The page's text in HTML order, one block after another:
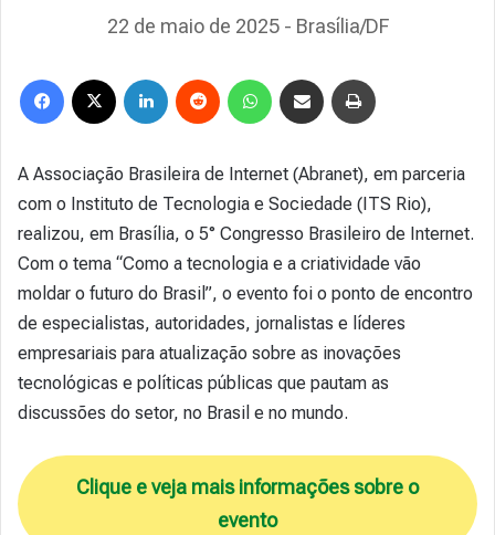
22 de maio de 2025 - Brasília/DF
Facebook Linkedin Reddit WhatsAppCompartilhar via e-mail
A Associação Brasileira de Internet (Abranet), em parceria
com o Instituto de Tecnologia e Sociedade (ITS Rio),
realizou, em Brasília, o 5° Congresso Brasileiro de Internet.
Com o tema “Como a tecnologia e a criatividade vão
moldar o futuro do Brasil”, o evento foi o ponto de encontro
de especialistas, autoridades, jornalistas e líderes
empresariais para atualização sobre as inovações
tecnológicas e políticas públicas que pautam as
discussões do setor, no Brasil e no mundo.
Clique e veja mais informações sobre o
evento